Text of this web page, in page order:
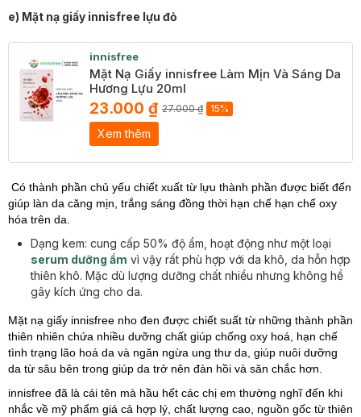
e) Mặt nạ giấy innisfree lựu đỏ
innisfree
Mặt Nạ Giấy innisfree Làm Mịn Và Sáng Da
Hương Lựu 20ml
23.000 ₫ 27.000 ₫ 15%
Xem thêm
Có thành phần chủ yếu chiết xuất từ lựu thành phần được biết đến
giúp làn da căng mịn, trắng sáng đồng thời hạn chế hạn chế oxy
hóa trên da.
Dạng kem: cung cấp 50% độ ẩm, hoạt động như một loại
serum dưỡng ẩm vì vậy rất phù hợp với da khô, da hỗn hợp
thiên khô. Mặc dù lượng dưỡng chất nhiều nhưng không hề
gây kích ứng cho da.
Mặt nạ giấy innisfree nho đen được chiết suất từ những thành phần
thiên nhiên chứa nhiều dưỡng chất giúp chống oxy hoá, hạn chế
tình trạng lão hoá da và ngăn ngừa ung thư da, giúp nuôi dưỡng
da từ sâu bên trong giúp da trở nên đàn hồi và săn chắc hơn.
innisfree đã là cái tên mà hầu hết các chị em thường nghĩ đến khi
nhắc về mỹ phẩm giá cả hợp lý, chất lượng cao, nguồn gốc từ thiên